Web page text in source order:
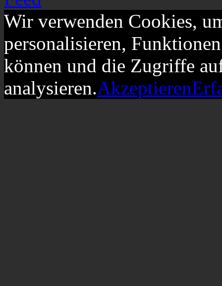
Wir verwenden Cookies,
personalisieren,
können und die Zugriffe
analysieren.Akzeptieren